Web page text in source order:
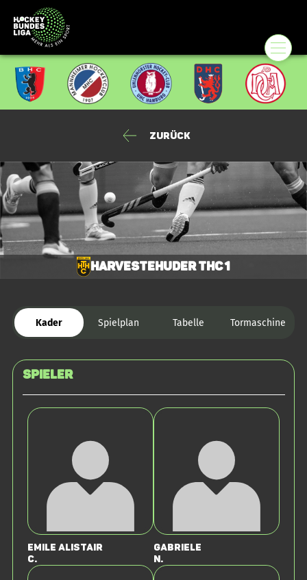
Zurück
Harvestehuder THC 1
Kader Spielplan Tabelle Tormaschine
Spieler
Emile Alistair
C.
Gabriele
N.